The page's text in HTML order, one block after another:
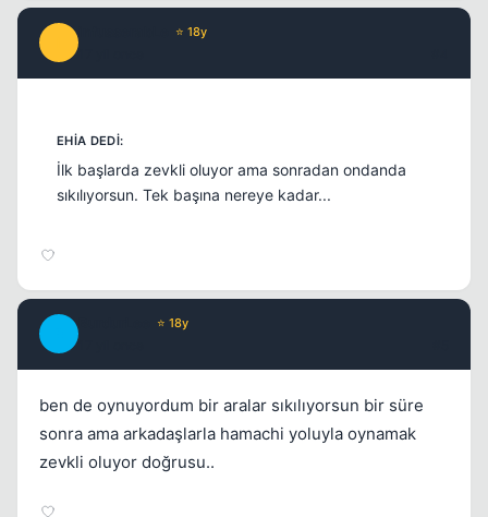
⭐ 18y
İlk başlarda zevkli oluyor ama sonradan ondanda
sıkılıyorsun. Tek başına nereye kadar...
⭐ 18y
ben de oynuyordum bir aralar sıkılıyorsun bir süre
sonra ama arkadaşlarla hamachi yoluyla oynamak
zevkli oluyor doğrusu..